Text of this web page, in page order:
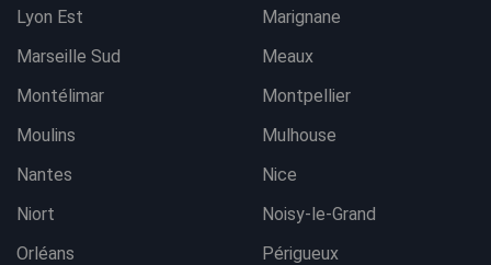
Lyon Est
Marignane
Marseille Sud
Meaux
Montélimar
Montpellier
Moulins
Mulhouse
Nantes
Nice
Niort
Noisy-le-Grand
Orléans
Périgueux